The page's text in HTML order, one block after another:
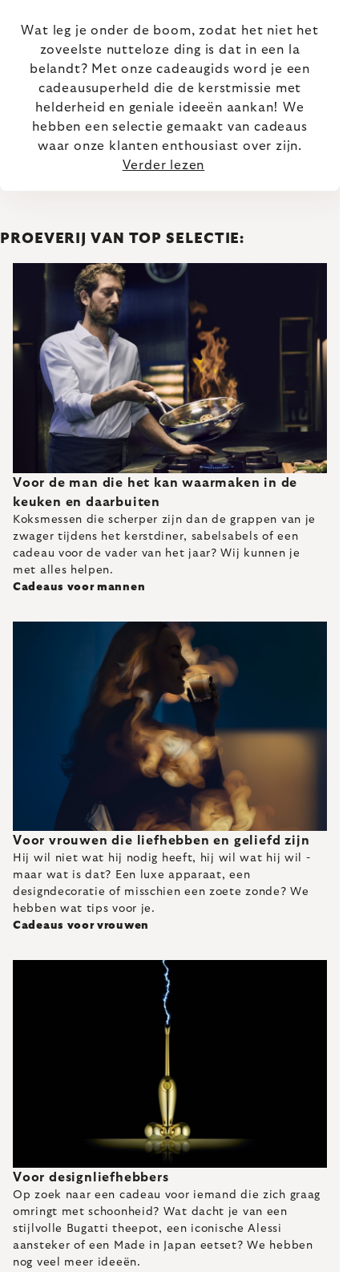
Wat leg je onder de boom, zodat het niet het
zoveelste nutteloze ding is dat in een la
belandt? Met onze cadeaugids word je een
cadeausuperheld die de kerstmissie met
helderheid en geniale ideeën aankan! We
hebben een selectie gemaakt van cadeaus
waar onze klanten enthousiast over zijn.
Verder lezen
PROEVERIJ VAN TOP SELECTIE:
Voor de man die het kan waarmaken in de
keuken en daarbuiten
Koksmessen die scherper zijn dan de grappen van je
zwager tijdens het kerstdiner, sabelsabels of een
cadeau voor de vader van het jaar? Wij kunnen je
met alles helpen.
Cadeaus voor mannen
Voor vrouwen die liefhebben en geliefd zijn
Hij wil niet wat hij nodig heeft, hij wil wat hij wil -
maar wat is dat? Een luxe apparaat, een
designdecoratie of misschien een zoete zonde? We
hebben wat tips voor je.
Cadeaus voor vrouwen
Voor designliefhebbers
Op zoek naar een cadeau voor iemand die zich graag
omringt met schoonheid? Wat dacht je van een
stijlvolle Bugatti theepot, een iconische Alessi
aansteker of een Made in Japan eetset? We hebben
nog veel meer ideeën.